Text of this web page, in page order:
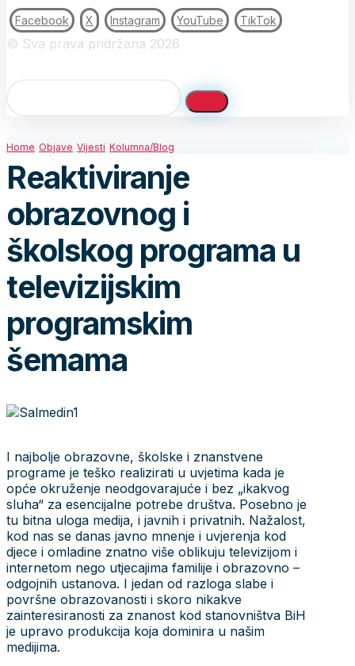
Facebook X Instagram YouTube TikTok
© Sva prava pridržana 2026
Home Objave Vijesti Kolumna/Blog
Reaktiviranje
obrazovnog i
školskog programa u
televizijskim
programskim
šemama
I najbolje obrazovne, školske i znanstvene
programe je teško realizirati u uvjetima kada je
opće okruženje neodgovarajuće i bez „ikakvog
sluha“ za esencijalne potrebe društva. Posebno je
tu bitna uloga medija, i javnih i privatnih. Nažalost,
kod nas se danas javno mnenje i uvjerenja kod
djece i omladine znatno više oblikuju televizijom i
internetom nego utjecajima familije i obrazovno –
odgojnih ustanova. I jedan od razloga slabe i
površne obrazovanosti i skoro nikakve
zainteresiranosti za znanost kod stanovništva BiH
je upravo produkcija koja dominira u našim
medijima.